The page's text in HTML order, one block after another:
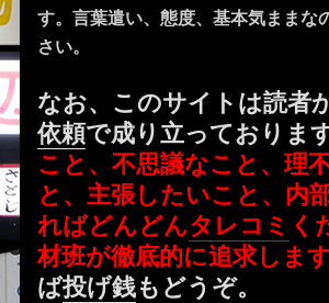
す。言葉遣い、態度、基本気ままな
さい。
なお、このサイトは読者
依頼で成り立っておりま
こと、不思議なこと、理
と、主張したいこと、内
ればどんどんタレコミ く
材班が徹底的に追求します
ば投げ銭もどうぞ。